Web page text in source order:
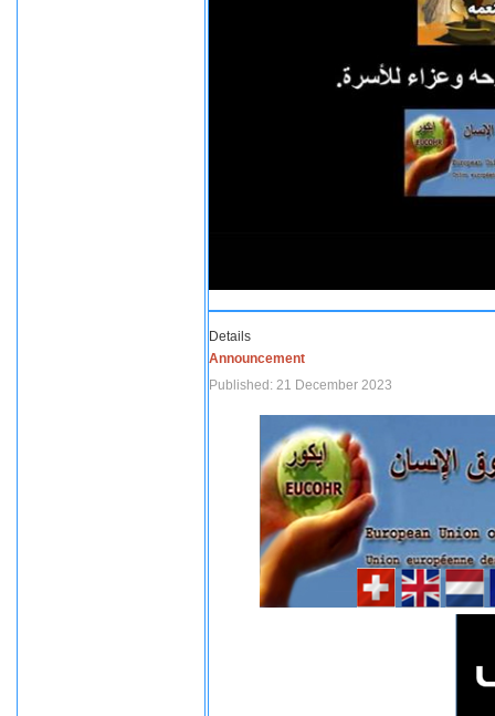
Details
Announcement
Published: 21 December 2023